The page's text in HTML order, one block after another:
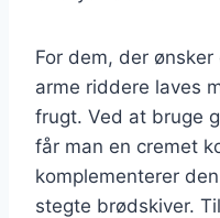
For dem, der
arme riddere laves
frugt. Ved at bruge
får man en cremet
komplementerer
stegte brødskiver.